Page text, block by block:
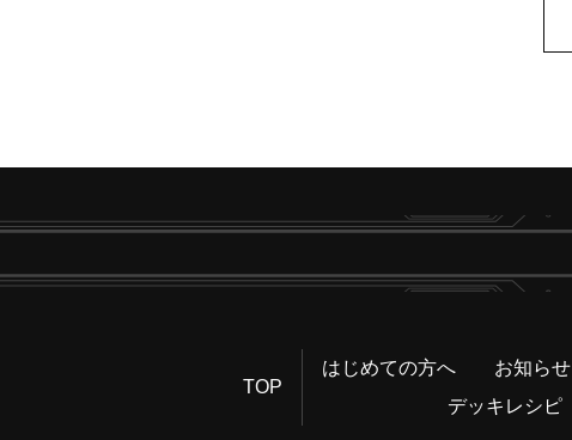
TOP
はじめての方へ お知らせ
デッキレシピ